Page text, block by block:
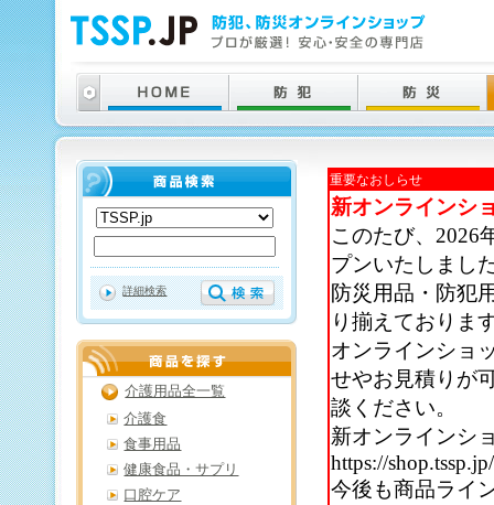
重要なおしらせ
新オンラインシ
このたび、2026
プンいたしまし
防災用品・防犯
り揃えておりま
オンラインショ
せやお見積りが
談ください。
新オンラインシ
https://shop.tssp.jp/
今後も商品ライ
詳細検索
介護用品全一覧
介護食
食事用品
健康食品・サプリ
口腔ケア